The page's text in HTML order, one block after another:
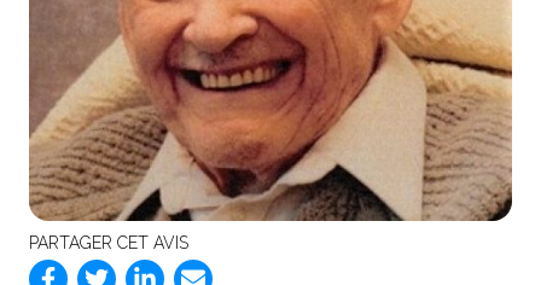
PARTAGER CET AVIS